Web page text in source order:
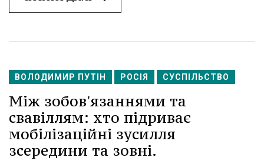
ВОЛОДИМИР ПУТІН РОСІЯ СУСПІЛЬСТВО
Між зобов'язаннями та
свавіллям: хто підриває
мобілізаційні зусилля
зсередини та зовні.